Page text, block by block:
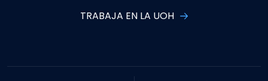
TRABAJA EN LA UOH